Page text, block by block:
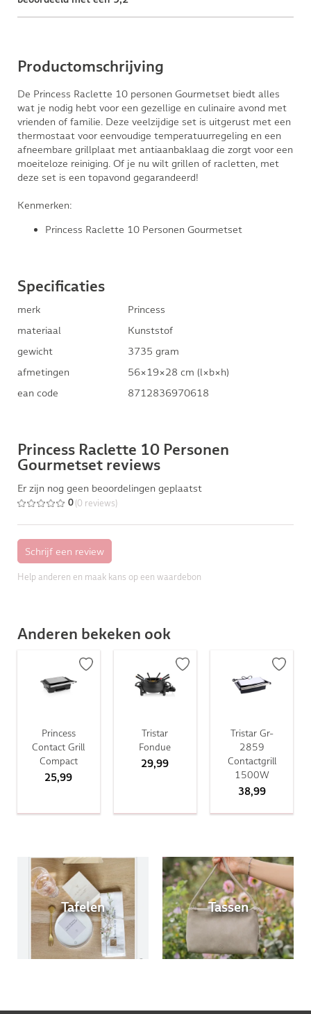
Productomschrijving
De Princess Raclette 10 personen Gourmetset biedt alles
wat je nodig hebt voor een gezellige en culinaire avond met
vrienden of familie. Deze veelzijdige set is uitgerust met een
thermostaat voor eenvoudige temperatuurregeling en een
afneembare grillplaat met antiaanbaklaag die zorgt voor een
moeiteloze reiniging. Of je nu wilt grillen of racletten, met
deze set is een topavond gegarandeerd!
Kenmerken:
Princess Raclette 10 Personen Gourmetset
Specificaties
merk
Princess
materiaal
Kunststof
gewicht
3735 gram
afmetingen
56×19×28 cm (l×b×h)
ean code
8712836970618
Princess Raclette 10 Personen
Gourmetset reviews
Er zijn nog geen beoordelingen geplaatst
0 (0 reviews)
Help anderen en maak kans op een waardebon
Anderen bekeken ook
Princess
Contact Grill
Compact
25,99
Tristar
Fondue
29,99
Tristar Gr-
2859
Contactgrill
1500W
38,99
Tafelen Tassen